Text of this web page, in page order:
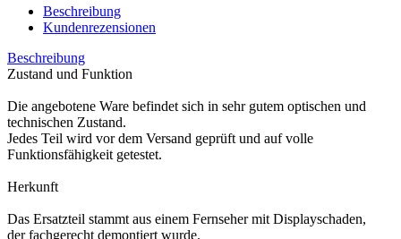
Beschreibung
Kundenrezensionen
Beschreibung
Zustand und Funktion
Die angebotene Ware befindet sich in sehr gutem optischen und
technischen Zustand.
Jedes Teil wird vor dem Versand geprüft und auf volle
Funktionsfähigkeit getestet.
Herkunft
Das Ersatzteil stammt aus einem Fernseher mit Displayschaden,
der fachgerecht demontiert wurde.